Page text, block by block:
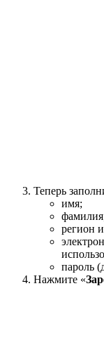
Теперь
имя;
регион
пароль
Нажмите «